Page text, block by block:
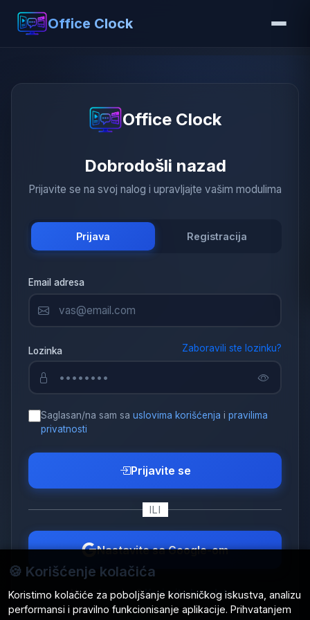
Office Clock
Office Clock
Dobrodošli nazad
Prijavite se na svoj nalog i upravljajte vašim modulima
Prijava Registracija
Email adresa
Lozinka Zaboravili ste lozinku?
Saglasan/na sam sa uslovima korišćenja i pravilima
privatnosti
Prijavite se
ILI
Nastavite sa Google-om
Nemate nalog?Kreirajte besplatno
🍪 Korišćenje kolačića
Koristimo kolačiće za poboljšanje korisničkog iskustva, analizu
performansi i pravilno funkcionisanje aplikacije. Prihvatanjem